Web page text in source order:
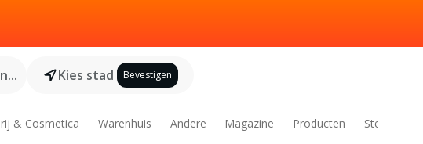
Kies stad Bevestigen
& Cosmetica Warenhuis Andere Magazine Producten Steden